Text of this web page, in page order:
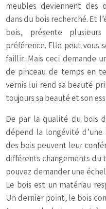
meubles deviennent des
dans du bois recherché. Et
bois, présente
préférence. Elle peut vous
faillir. Mais ceci demande
de pinceau de temps en
vernis lui rend sa beauté
toujours sa beauté et son
De par la qualité du bois
dépend la longévité d’une
des bois peuvent leur
différents changements du
pouvez demander une
Le bois est un matériau
Un dernier point, le bois